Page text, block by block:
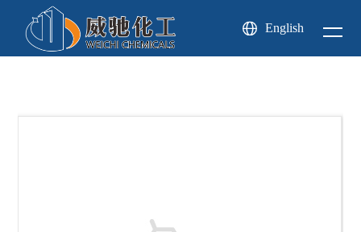
English
关于
我们
产品
新闻
中心